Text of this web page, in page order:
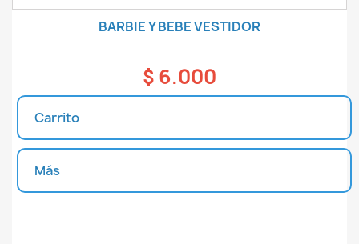
BARBIE Y BEBE VESTIDOR
$ 6.000
Carrito
Más